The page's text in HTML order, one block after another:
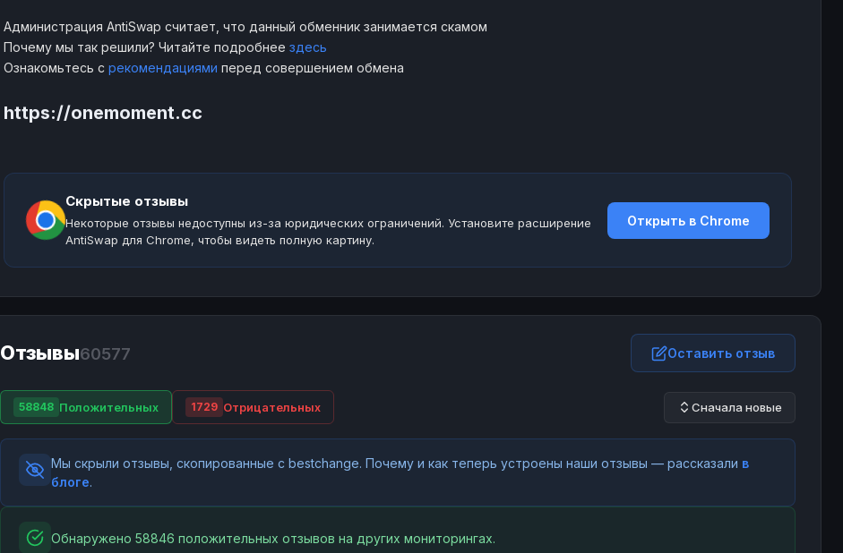
Администрация AntiSwap считает, что данный обменник занимается скамом
Почему мы так решили? Читайте подробнее здесь
Ознакомьтесь с рекомендациями перед совершением обмена
https://onemoment.cc
Скрытые отзывы
Некоторые отзывы недоступны из-за юридических ограничений. Установите расширение
AntiSwap для Chrome, чтобы видеть полную картину.
Открыть в Chrome
Отзывы60577 Оставить отзыв
58848 Положительных 1729 Отрицательных Сначала новые
Мы скрыли отзывы, скопированные с bestchange. Почему и как теперь устроены наши отзывы — рассказали в
блоге.
Обнаружено 58846 положительных отзывов на других мониторингах.